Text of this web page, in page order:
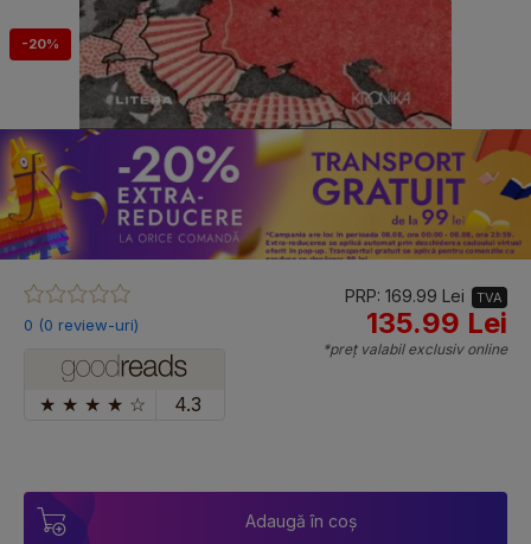
-20%
0 (0 review-uri)
★ ★ ★ ★ ☆ 4.3
PRP: 169.99 Lei TVA
135.99 Lei
*preț valabil exclusiv online
Adaugă în coș